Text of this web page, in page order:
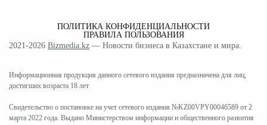
ПОЛИТИКА КОНФИДЕНЦИАЛЬНОСТИ
ПРАВИЛА ПОЛЬЗОВАНИЯ
2021-2026 Bizmedia.kz — Новости бизнеса в Казахстане и мира.
Информационная продукция данного сетевого издания предназначена для лиц,
достигших возраста 18 лет
Свидетельство о постановке на учет сетевого издания №KZ00VPY00046589 от 2
марта 2022 года. Выдано Министерством информации и общественного развития